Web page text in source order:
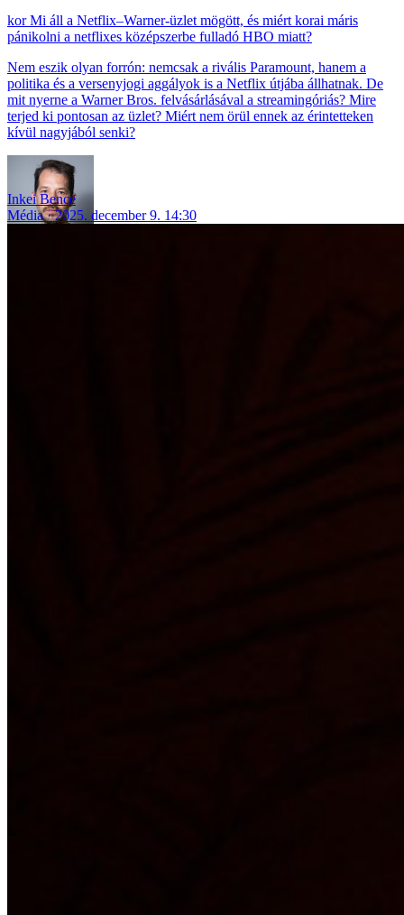
Mi áll a Netflix–Warner-üzlet mögött, és miért korai máris
pánikolni a netflixes középszerbe fulladó HBO miatt?
Nem eszik olyan forrón: nemcsak a rivális Paramount, hanem a
politika és a versenyjogi aggályok is a Netflix útjába állhatnak. De
mit nyerne a Warner Bros. felvásárlásával a streamingóriás? Mire
terjed ki pontosan az üzlet? Miért nem örül ennek az érintetteken
kívül nagyjából senki?
Inkei Bence
Média
2025. december 9. 14:30